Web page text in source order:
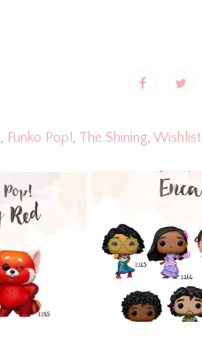
Funko Pop! The Shining Wishlist